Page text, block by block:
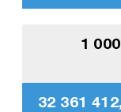
1
32 361